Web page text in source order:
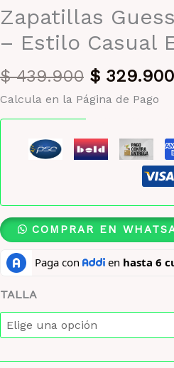
Zapatillas
– Estilo Casual
$439.900 El
precio
era:
$
$ 329.900
Calcula en la Página de Pago
COMPRAR EN
TALLA